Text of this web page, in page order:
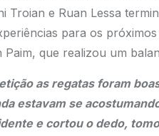
Troian e Ruan Lessa
para os
que realizou um
as regatas foram
estavam se
e cortou o dedo,